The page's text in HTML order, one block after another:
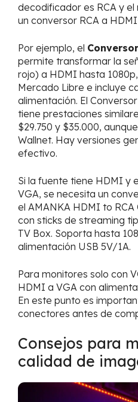
decodificador es RCA y
un conversor RCA a
Por ejemplo, el
permite transformar la
rojo) a HDMI hasta
Mercado Libre e incluye
alimentación. El
tiene prestaciones
$29.750 y $35.000,
Wallnet. Hay versiones
efectivo.
Si la fuente tiene HDMI y
VGA, se necesita un
el AMANKA HDMI to
con sticks de streaming
TV Box. Soporta hasta
alimentación USB 5V/1A.
Para monitores solo con
HDMI a VGA con
En este punto es
conectores antes de
Consejos para
calidad de